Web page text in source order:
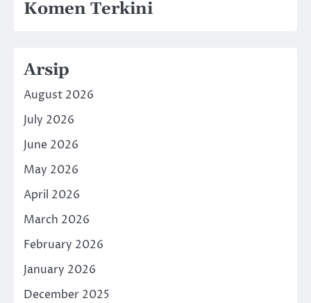
Komen Terkini
Arsip
August 2026
July 2026
June 2026
May 2026
April 2026
March 2026
February 2026
January 2026
December 2025